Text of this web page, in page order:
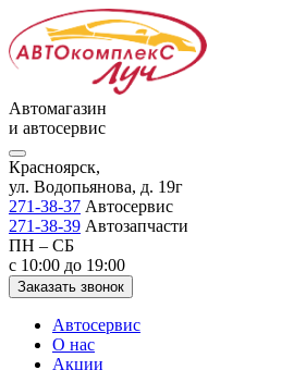
Автомагазин
и автосервис
Красноярск,
ул. Водопьянова, д. 19г
271-38-37 Автосервис
271-38-39 Автозапчасти
ПН – СБ
с 10:00 до 19:00
Заказать звонок
Автосервис
О нас
Акции